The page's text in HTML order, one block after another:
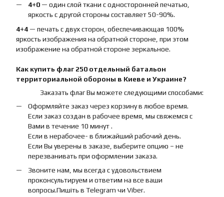
4+0 — один слой ткани с односторонней печатью,
яркость с другой стороны составляет 50-90%.
4+4 — печать с двух сторон, обеспечивающая 100%
яркость изображения на обратной стороне, при этом
изображение на обратной стороне зеркальное.
Как купить флаг 250 отдельный батальон
территориальной обороны в Киеве и Украине?
Заказать флаг Вы можете следующими способами:
Оформляйте заказ через корзину в любое время.
Если заказ создан в рабочее время, мы свяжемся с
Вами в течение 10 минут .
Если в нерабочее- в ближайший рабочий день.
Если Вы уверены в заказе, выберите опцию – не
перезванивать при оформлении заказа.
Звоните нам, мы всегда с удовольствием
проконсультируем и ответим на все ваши
вопросы.Пишіть в Telegram чи Viber.